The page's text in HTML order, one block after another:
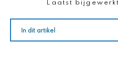
Laatst
In dit artikel